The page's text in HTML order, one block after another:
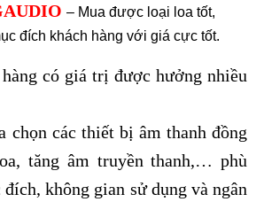
– Mua được loại loa tốt,
đích khách hàng với giá cực tốt.
có giá trị được hưởng nhiều
các thiết bị âm thanh đồng
tăng âm truyền thanh,… phù
không gian sử dụng và ngân